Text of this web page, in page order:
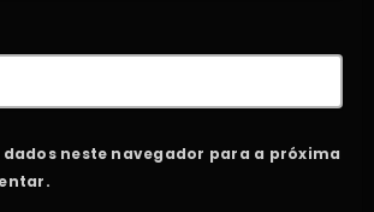
dados neste navegador para a próxima